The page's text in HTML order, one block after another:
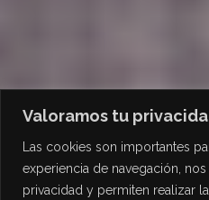
Valoramos tu
Las cookies son importantes
experiencia de navegación,
privacidad y permiten realizar